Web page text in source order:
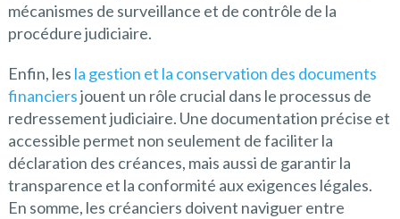
mécanismes de surveillance et de contrôle de la
procédure judiciaire.
Enfin, les la gestion et la conservation des documents
financiersjouent un rôle crucial dans le processus de
redressement judiciaire. Une documentation précise et
accessible permet non seulement de faciliter la
déclaration des créances, mais aussi de garantir la
transparence et la conformité aux exigences légales.
En somme, les créanciers doivent naviguer entre